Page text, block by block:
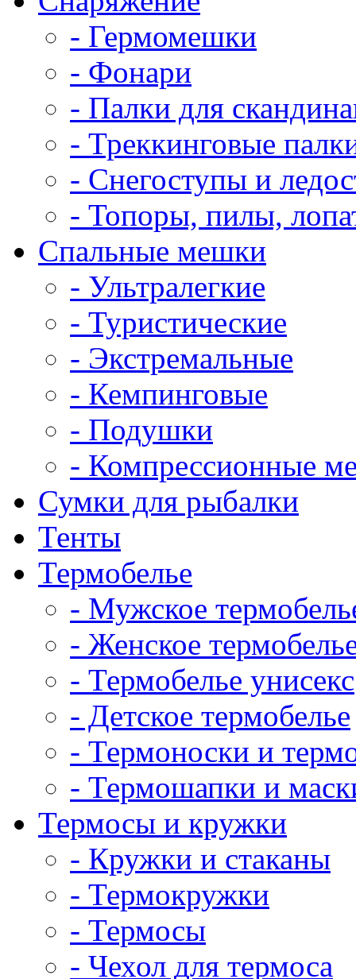
- Гермомешки
- Фонари
- Палки для
- Треккинговые
- Снегоступы и
- Топоры, пилы,
Спальные мешки
- Ультралегкие
- Туристические
- Экстремальные
- Кемпинговые
- Подушки
- Компрессионные
Сумки для рыбалки
Тенты
Термобелье
- Мужское
- Женское
- Термобелье унисекс
- Детское термобелье
- Термоноски и
- Термошапки и
Термосы и кружки
- Кружки и стаканы
- Термокружки
- Термосы
- Чехол для термоса